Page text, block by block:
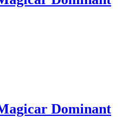
Dominant